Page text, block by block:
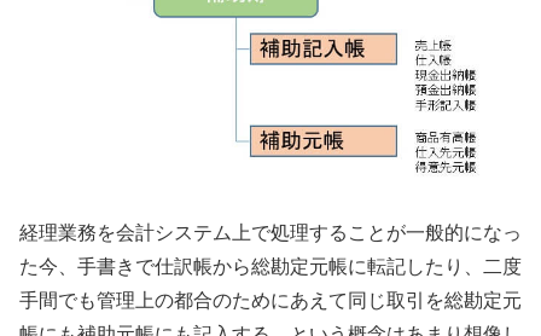
経理業務を会計システム上で処理することが一般的になっ
た今、手書きで仕訳帳から総勘定元帳に転記したり、二度
手間でも管理上の都合のためにあえて同じ取引を総勘定元